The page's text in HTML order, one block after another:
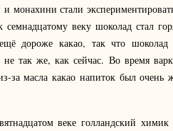
монахини стали
семнадцатому веку шоколад стал
дороже какао, так что
так же, как сейчас. Во время
за масла какао напиток был
веке голландский